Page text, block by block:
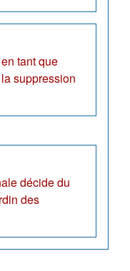
tant que
suppression
décide du
des